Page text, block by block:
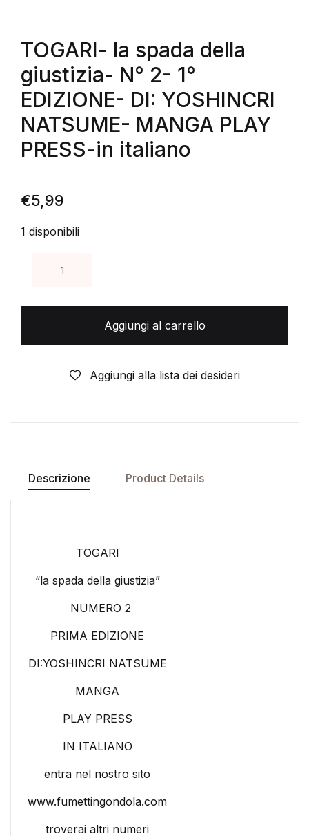
TOGARI- la spada della
giustizia- N° 2- 1°
EDIZIONE- DI: YOSHINCRI
NATSUME- MANGA PLAY
PRESS-in italiano
€5,99
1 disponibili
Aggiungi al carrello
Aggiungi alla lista dei desideri
Descrizione Product Details
TOGARI
“la spada della giustizia”
NUMERO 2
PRIMA EDIZIONE
DI:YOSHINCRI NATSUME
MANGA
PLAY PRESS
IN ITALIANO
entra nel nostro sito
www.fumettingondola.com
troverai altri numeri